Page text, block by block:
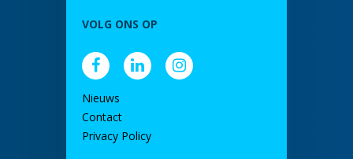
VOLG ONS OP
Nieuws
Contact
Privacy Policy